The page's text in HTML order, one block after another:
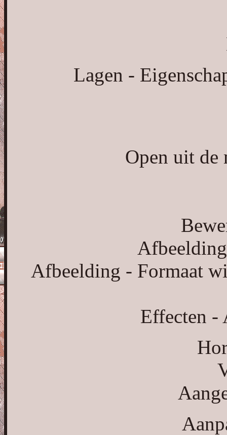
Lagen -
Open uit de
Afbeelding - Formaat
Effecten -